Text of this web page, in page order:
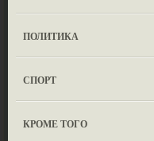
ПОЛИТИКА
СПОРТ
КРОМЕ ТОГО